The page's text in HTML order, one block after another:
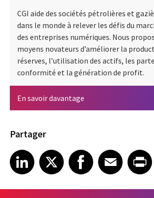
CGI aide des sociétés pétrolières et
dans le monde à relever les défis du
des entreprises numériques. Nous
moyens novateurs d’améliorer la
réserves, l’utilisation des actifs, les
conformité et la génération de profit.
En savoir davantage
Partager
Share article on LinkedIn
LinkedIn
Share article on XShare article on Facebook
Facebook
Share article on Email
EmailShare article